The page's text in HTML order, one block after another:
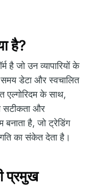
है?
है जो उन व्यापारियों के
समय डेटा और स्वचालित
एल्गोरिदम के साथ,
सटीकता और
बनाता है, जो ट्रेडिंग
का संकेत देता है।
प्रमुख